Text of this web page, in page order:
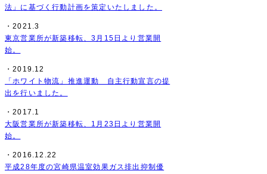
法」に基づく行動計画を策定いたしました。
・2021.3
東京営業所が新築移転、3月15日より営業開
始。
・2019.12
「ホワイト物流」推進運動 自主行動宣言の提
出を行いました。
・2017.1
大阪営業所が新築移転、1月23日より営業開
始。
・2016.12.22
平成28年度の宮崎県温室効果ガス排出抑制優